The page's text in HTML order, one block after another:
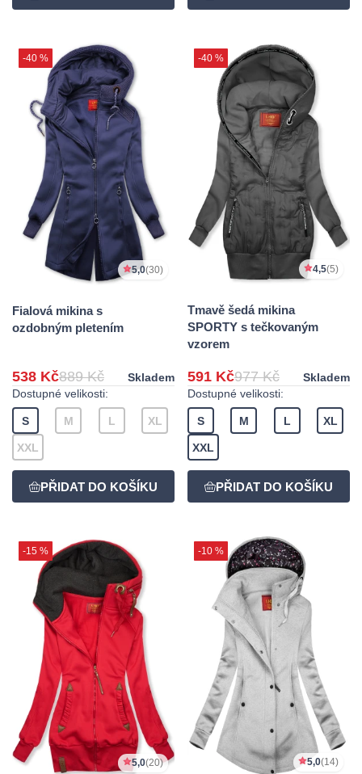
-40 %
5,0(30)
Fialová mikina s
ozdobným pletením
538 Kč889 Kč
Skladem
Dostupné velikosti:
S M L XL
XXL
-40 %
4,5(5)
Tmavě šedá mikina
SPORTY s tečkovaným
vzorem
591 Kč977 Kč
Skladem
Dostupné velikosti:
S M L XL
XXL
-15 %
5,0(20)
-10 %
5,0(14)